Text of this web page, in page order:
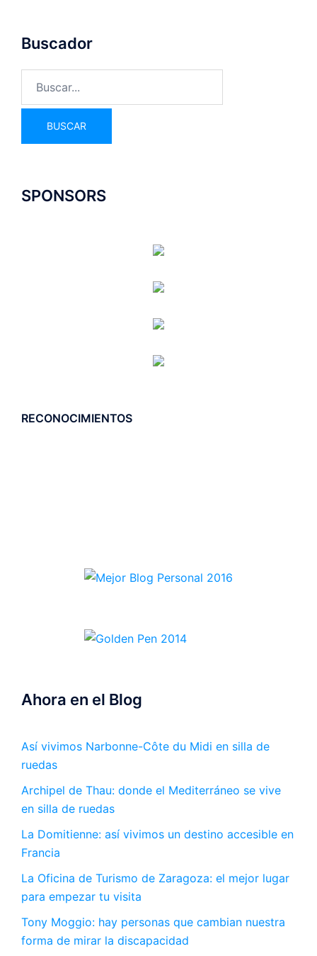
Buscador
SPONSORS
RECONOCIMIENTOS
Ahora en el Blog
Así vivimos Narbonne-Côte du Midi en silla de
ruedas
Archipel de Thau: donde el Mediterráneo se vive
en silla de ruedas
La Domitienne: así vivimos un destino accesible en
Francia
La Oficina de Turismo de Zaragoza: el mejor lugar
para empezar tu visita
Tony Moggio: hay personas que cambian nuestra
forma de mirar la discapacidad